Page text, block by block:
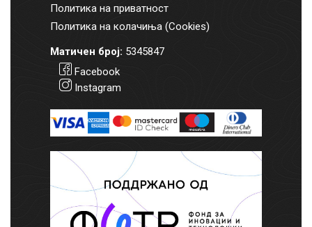
Политика на приватност
Политика на колачиња (Cookies)
Матичен број: 5345847
Facebook
Instagram